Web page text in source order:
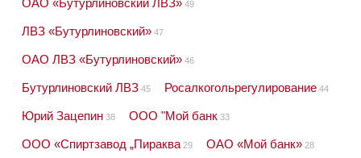
49
ЛВЗ «Бутурлиновский» 47
ОАО ЛВЗ «Бутурлиновский» 46
Бутурлиновский ЛВЗ 45 Росалкогольрегулирование 44
Юрий Зацепин 38 ООО "Мой банк 33
ООО «Спиртзавод „Пираква 29 ОАО «Мой банк» 28